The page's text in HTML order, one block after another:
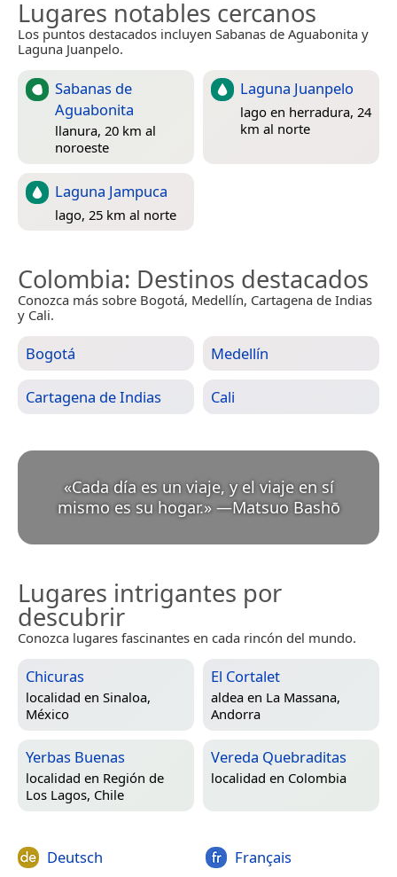
Lugares notables cercanos
Los puntos destacados incluyen Sabanas de Aguabonita y
Laguna Juanpelo.
Sabanas de
Aguabonita
llanura, 20 km al
noroeste
Laguna Juanpelo
lago en herradura, 24
km al norte
Laguna Jampuca
lago, 25 km al norte
Colombia: Destinos destacados
Conozca más sobre Bogotá, Medellín, Cartagena de Indias
y Cali.
Bogotá Medellín
Cartagena de Indias Cali
«Cada día es un viaje, y el viaje en sí
mismo es su hogar.» —Matsuo Bashō
Lugares intrigantes por
descubrir
Conozca lugares fascinantes en cada rincón del mundo.
Chicuras
localidad en Sinaloa,
México
El Cortalet
aldea en La Massana,
Andorra
Yerbas Buenas
localidad en Región de
Los Lagos, Chile
Vereda Quebraditas
localidad en Colombia
Deutsch Français